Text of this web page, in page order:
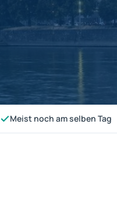
Meist noch am selben Tag